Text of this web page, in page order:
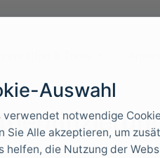
& Tools
Auswahl
verwendet notwendige
Sie Alle akzeptieren, um
helfen, die Nutzung der